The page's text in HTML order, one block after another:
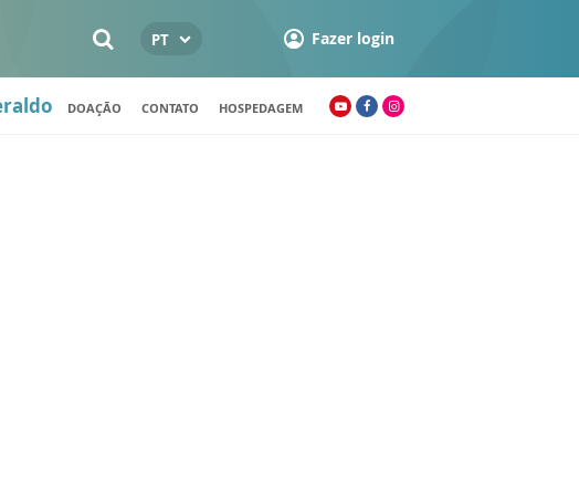
PT Fazer login
DOAÇÃO CONTATO HOSPEDAGEM